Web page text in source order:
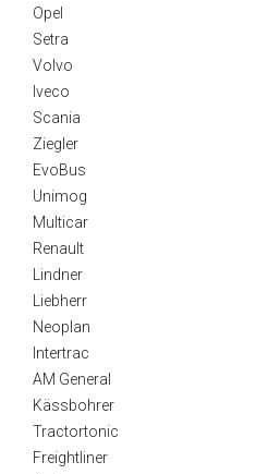
Opel
Setra
Volvo
Iveco
Scania
Ziegler
EvoBus
Unimog
Multicar
Renault
Lindner
Liebherr
Neoplan
Intertrac
AM General
Kässbohrer
Tractortonic
Freightliner